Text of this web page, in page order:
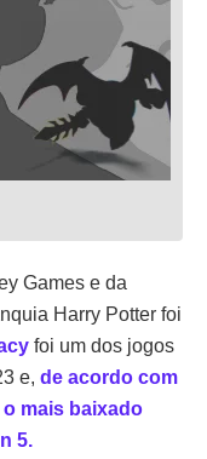
Games e da
Harry Potter foi
foi um dos jogos
e, de acordo com
mais baixado
5.